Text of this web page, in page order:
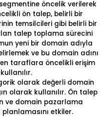
öncelik verilerek
ön talep, belirli bir
temsilcileri gibi belirli bir
talep toplama sürecini
yeni bir domain adıyla
ve bu domain adını
taraflara öncelikli erişim
olarak değerli domain
olarak kullanılır. Ön talep
ve domain pazarlama
etkiler.